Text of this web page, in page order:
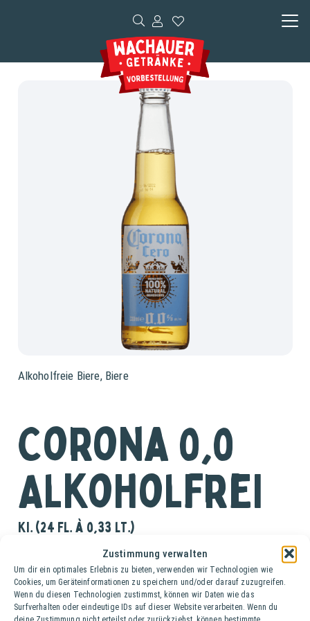
Zustimmung verwalten
Um dir ein optimales Erlebnis zu bieten, verwenden wir Technologien wie
Cookies, um Geräteinformationen zu speichern und/oder darauf zuzugreifen.
Wenn du diesen Technologien zustimmst, können wir Daten wie das
Surfverhalten oder eindeutige IDs auf dieser Website verarbeiten. Wenn du
deine Zustimmung nicht erteilst oder zurückziehst, können bestimmte
Alkoholfreie Biere, Biere
Corona 0,0
Alkoholfrei
Ki. (24 Fl. à 0,33 lt.)
Corona 0,0 Alkoholfrei ist ein hellgoldenes mexikanisches
Lagerbier, das sich durch ein mildes, leicht süßliches
Antrunkaroma, eine prägnante Bittere im Abgang und eine
spritzige Kohlensäure auszeichnet. Die Bezeichnung